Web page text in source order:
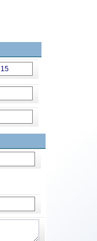
15